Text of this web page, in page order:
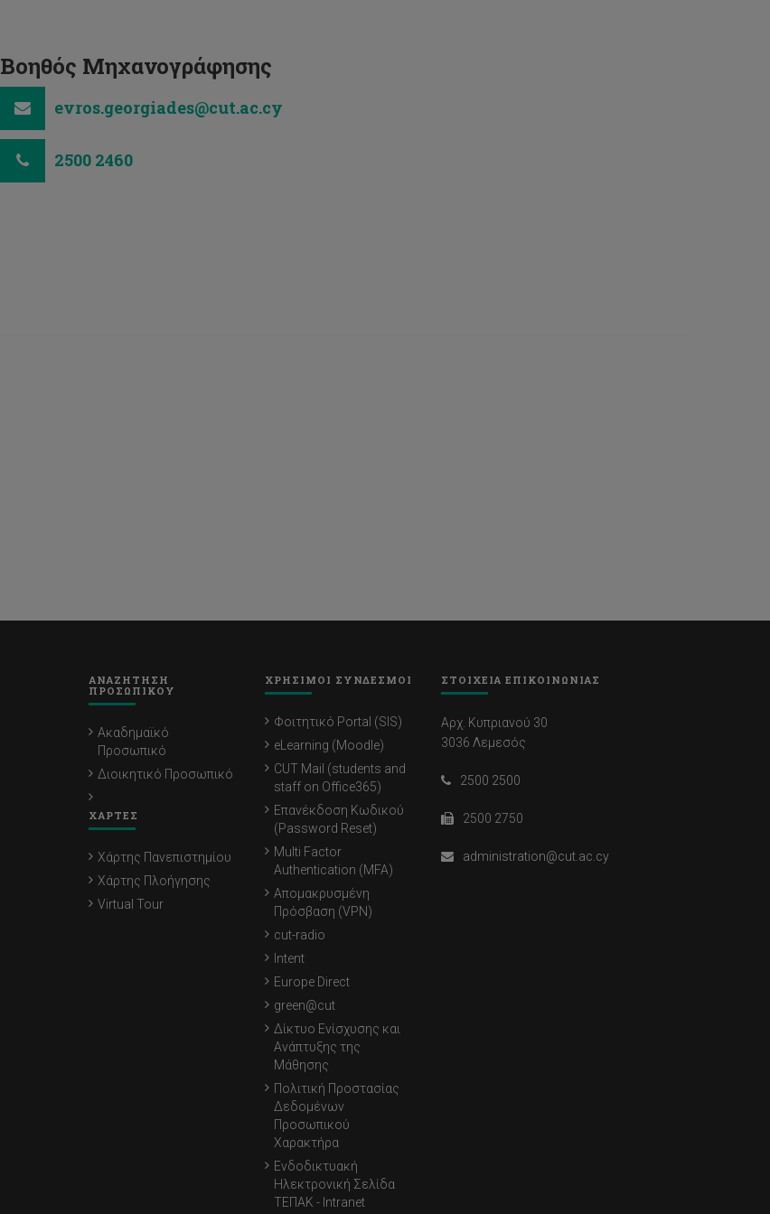
Βοηθός Μηχανογράφησης
evros.georgiades@cut.ac.cy
2500 2460
ΑΝΑΖΗΤΗΣΗ
ΠΡΟΣΩΠΙΚΟΥ
Ακαδημαϊκό
Προσωπικό
Διοικητικό Προσωπικό
ΧΑΡΤΕΣ
Χάρτης Πανεπιστημίου
Χάρτης Πλοήγησης
Virtual Tour
ΧΡΗΣΙΜΟΙ ΣΥΝΔΕΣΜΟΙ
Φοιτητικό Portal (SIS)
eLearning (Moodle)
CUT Mail (students and
staff on Office365)
Επανέκδοση Κωδικού
(Password Reset)
Multi Factor
Authentication (MFA)
Απομακρυσμένη
Πρόσβαση (VPN)
cut-radio
Intent
Europe Direct
green@cut
Δίκτυο Ενίσχυσης και
Ανάπτυξης της
Μάθησης
Πολιτική Προστασίας
Δεδομένων
Προσωπικού
Χαρακτήρα
Ενδοδικτυακή
Ηλεκτρονική Σελίδα
ΤΕΠΑΚ - Intranet
ΣΤΟΙΧΕΙΑ ΕΠΙΚΟΙΝΩΝΙΑΣ
Αρχ. Κυπριανού 30
3036 Λεμεσός
2500 2500
2500 2750
administration@cut.ac.cy